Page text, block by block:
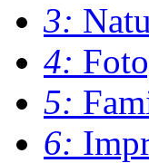
3:
4:
5:
6: